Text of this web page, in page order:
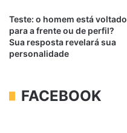
Teste: o homem está voltado
para a frente ou de perfil?
Sua resposta revelará sua
personalidade
FACEBOOK